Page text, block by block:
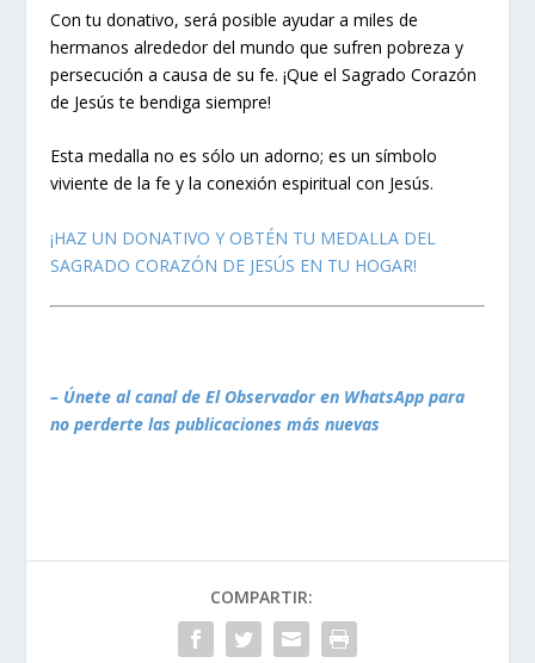
Con tu donativo, será posible ayudar a miles de
hermanos alrededor del mundo que sufren pobreza y
persecución a causa de su fe. ¡Que el Sagrado Corazón
de Jesús te bendiga siempre!
Esta medalla no es sólo un adorno; es un símbolo
viviente de la fe y la conexión espiritual con Jesús.
¡HAZ UN DONATIVO Y OBTÉN TU MEDALLA DEL
SAGRADO CORAZÓN DE JESÚS EN TU HOGAR!
– Únete al canal de El Observador en WhatsApp para
no perderte las publicaciones más nuevas
COMPARTIR: